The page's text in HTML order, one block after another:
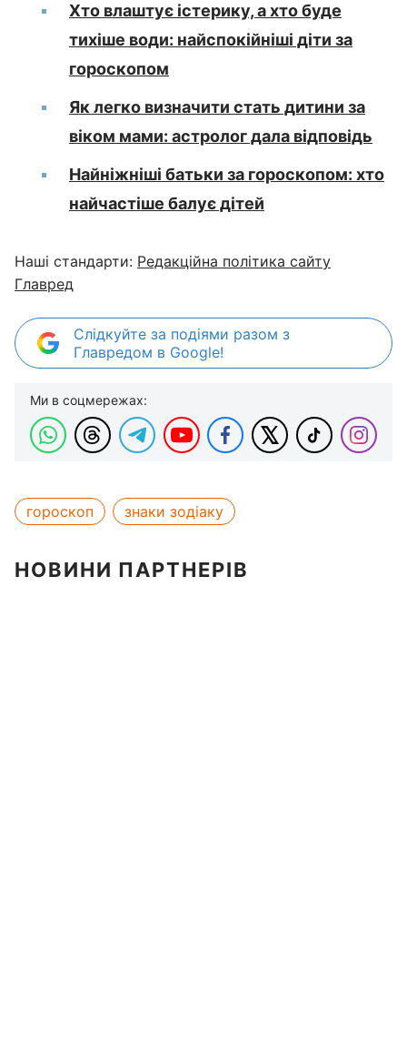
Хто влаштує істерику, а хто буде
тихіше води: найспокійніші діти за
гороскопом
Як легко визначити стать дитини за
віком мами: астролог дала відповідь
Найніжніші батьки за гороскопом: хто
найчастіше балує дітей
Наші стандарти: Редакційна політика сайту
Главред
Слідкуйте за подіями разом з
Главредом в Google!
Ми в соцмережах:
гороскоп знаки зодіаку
НОВИНИ ПАРТНЕРІВ